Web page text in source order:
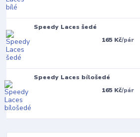
Speedy Laces šedé
165 Kč/pár
Speedy Laces bílošedé
165 Kč/pár